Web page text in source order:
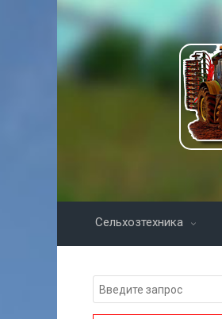
Сельхозтехника